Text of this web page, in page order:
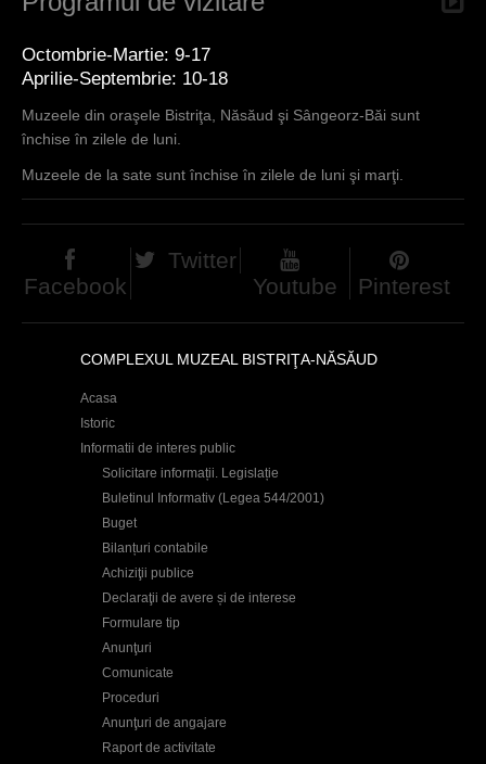
Octombrie-Martie: 9-17
Aprilie-Septembrie: 10-18
Muzeele din oraşele Bistriţa, Năsăud şi Sângeorz-Băi sunt
închise în zilele de luni.
Muzeele de la sate sunt închise în zilele de luni şi marţi.
Facebook
Twitter
Youtube
Pinterest
COMPLEXUL MUZEAL BISTRIŢA-NĂSĂUD
Acasa
Istoric
Informatii de interes public
Solicitare informații. Legislație
Buletinul Informativ (Legea 544/2001)
Buget
Bilanțuri contabile
Achiziţii publice
Declaraţii de avere și de interese
Formulare tip
Anunţuri
Comunicate
Proceduri
Anunţuri de angajare
Raport de activitate